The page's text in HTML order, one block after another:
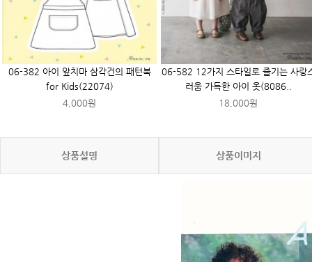
06-382 아이 앞치마 삼각건의 패턴북
for Kids(22074)
4,000원
06-582 12가지 스타일로 즐기는 사랑
러움 가득한 아이 옷(8086..
18,000원
상품설명 상품이미지